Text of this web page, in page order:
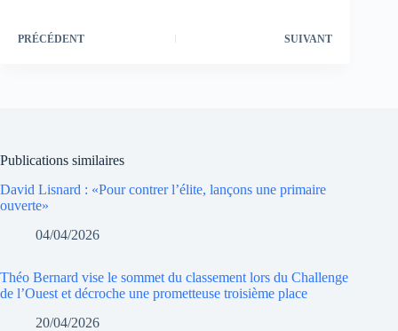
PRÉCÉDENT SUIVANT
Publications similaires
David Lisnard : «Pour contrer l’élite, lançons une primaire
ouverte»
04/04/2026
Théo Bernard vise le sommet du classement lors du Challenge
de l’Ouest et décroche une prometteuse troisième place
20/04/2026